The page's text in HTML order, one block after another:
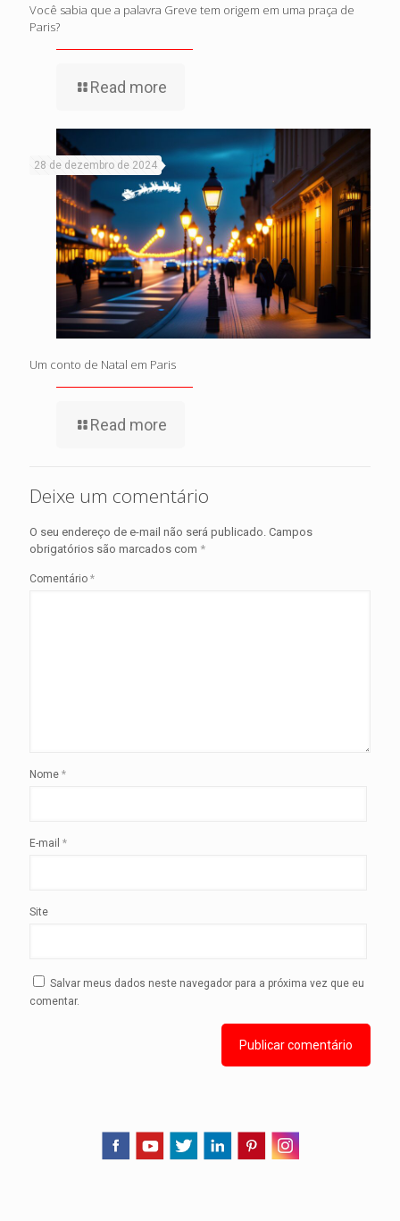
Você sabia que a palavra Greve tem origem em uma praça de
Paris?
Read more
28 de dezembro de 2024
Um conto de Natal em Paris
Read more
Deixe um comentário
O seu endereço de e-mail não será publicado. Campos
obrigatórios são marcados com *
Comentário *
Nome *
E-mail *
Site
Salvar meus dados neste navegador para a próxima vez que eu
comentar.